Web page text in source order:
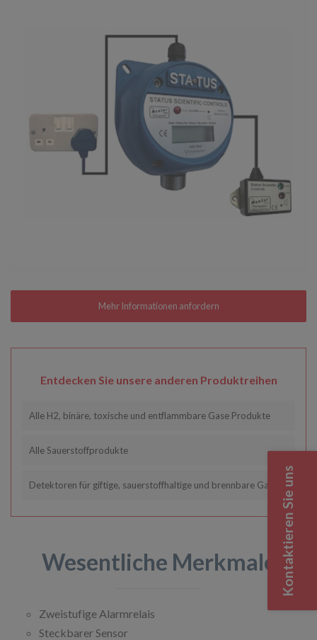
Entdecken Sie unsere anderen Produktreihen
Alle H2, binäre, toxische und entflammbare Gase Produkte
Alle Sauerstoffprodukte
Detektoren für giftige, sauerstoffhaltige und brennbare Gase
Wesentliche Merkmale
Zweistufige Alarmrelais
Steckbarer Sensor
Kontaktieren Sie uns